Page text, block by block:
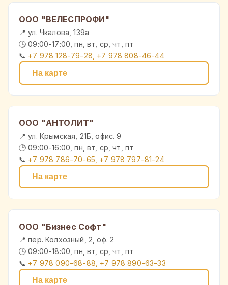
ООО "ВЕЛЕСПРОФИ"
📍 ул. Чкалова, 139а
🕒 09:00-17:00, пн, вт, ср, чт, пт
📞 +7 978 128-79-28, +7 978 808-46-44
На карте
ООО "АНТОЛИТ"
📍 ул. Крымская, 21Б, офис. 9
🕒 09:00-16:00, пн, вт, ср, чт, пт
📞 +7 978 786-70-65, +7 978 797-81-24
На карте
ООО "Бизнес Софт"
📍 пер. Колхозный, 2, оф. 2
🕒 09:00-18:00, пн, вт, ср, чт, пт
📞 +7 978 090-68-88, +7 978 890-63-33
На карте